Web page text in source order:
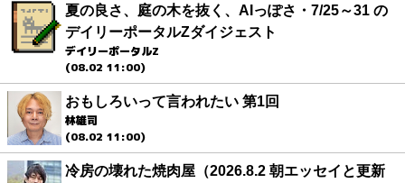
夏の良さ、庭の木を抜く、AIっぽさ・7/25～31 の
デイリーポータルZダイジェスト
デイリーポータルZ
(08.02 11:00)
おもしろいって言われたい 第1回
林雄司
(08.02 11:00)
冷房の壊れた焼肉屋（2026.8.2 朝エッセイと更新